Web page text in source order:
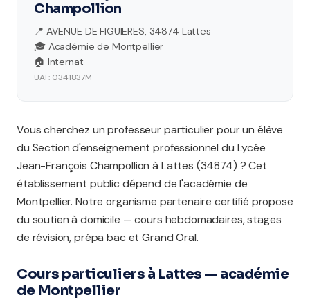
Champollion
📍 AVENUE DE FIGUIERES, 34874 Lattes
🎓 Académie de Montpellier
🏠 Internat
UAI : 0341837M
Vous cherchez un professeur particulier pour un élève
du Section d'enseignement professionnel du Lycée
Jean-François Champollion à Lattes (34874) ? Cet
établissement public dépend de l'académie de
Montpellier. Notre organisme partenaire certifié propose
du soutien à domicile — cours hebdomadaires, stages
de révision, prépa bac et Grand Oral.
Cours particuliers à Lattes — académie
de Montpellier